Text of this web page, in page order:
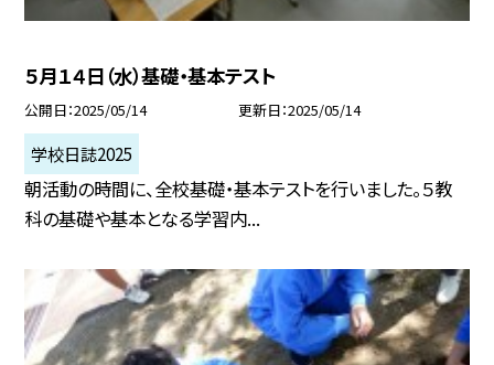
５月１４日（水）基礎・基本テスト
公開日 2025/05/14 更新日 2025/05/14
学校日誌2025
朝活動の時間に、全校基礎・基本テストを行いました。５教
科の基礎や基本となる学習内...